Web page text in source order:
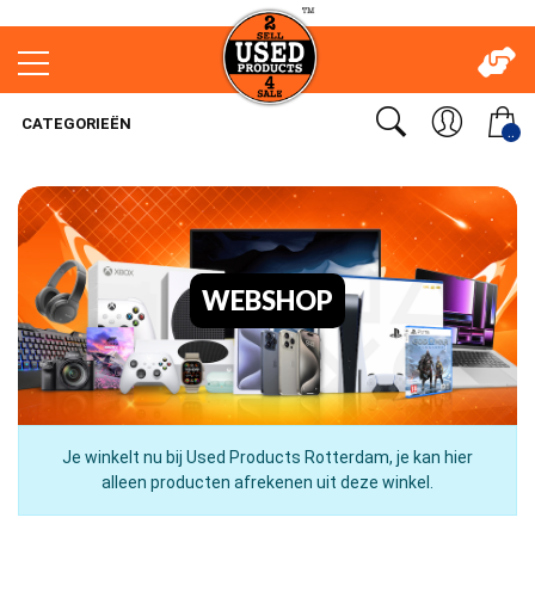
..
CATEGORIEËN
WEBSHOP
Je winkelt nu bij Used Products Rotterdam, je kan hier
alleen producten afrekenen uit deze winkel.